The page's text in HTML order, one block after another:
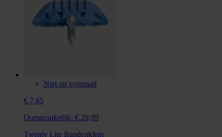
Niet op voorraad
€ 7,65
Oorspronkelijk: € 29,99
Twenty Lite Bandenklem